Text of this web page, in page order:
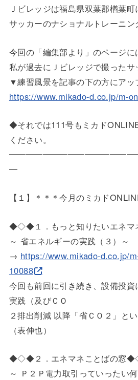
Ｊビレッジは福島県双葉郡楢葉町
サッカーのナショナルトレーニン
今回の「編集部より」のページに
私が過去にＪビレッジで撮ったサ
▼練習風景を記事の下の方にアッ
https://www.mikado-d.co.jp/m-o
◆それでは111号もミカド
ください。
━
【１】＊＊＊今月のミカド
◆◇◆１．もっと知りたいエネ
～ 省エネルギーの実践（３）～
→ https://www.mikado-d.co.jp/
10088
今回も前回に引き続き、設備投
実践（及びＣＯ
２排出削減 以降「省ＣＯ２」と
（表伸也）
◆◇◆２．エネマネことばの窓
～ Ｐ２Ｐ電力取引っていったい